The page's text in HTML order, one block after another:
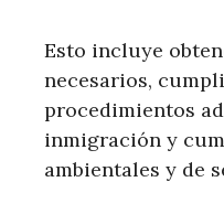
Esto incluye
necesarios,
procedimientos
inmigración y
ambientales y de